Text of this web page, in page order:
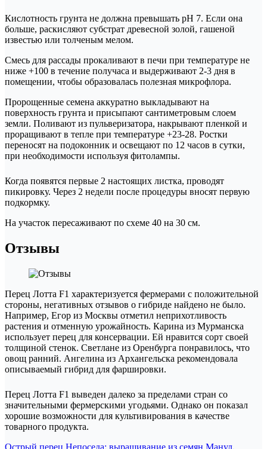
Кислотность грунта не должна превышать рН 7. Если она
больше, раскисляют субстрат древесной золой, гашеной
известью или толченым мелом.
Смесь для рассады прокаливают в печи при температуре не
ниже +100 в течение получаса и выдерживают 2-3 дня в
помещении, чтобы образовалась полезная микрофлора.
Пророщенные семена аккуратно выкладывают на
поверхность грунта и присыпают сантиметровым слоем
земли. Поливают из пульверизатора, накрывают пленкой и
проращивают в тепле при температуре +23-28. Ростки
переносят на подоконник и освещают по 12 часов в сутки,
при необходимости используя фитолампы.
Когда появятся первые 2 настоящих листка, проводят
пикировку. Через 2 недели после процедуры вносят первую
подкормку.
На участок пересаживают по схеме 40 на 30 см.
Отзывы
Перец Лотта F1 характеризуется фермерами с положительной
стороны, негативных отзывов о гибриде найдено не было.
Например, Егор из Москвы отметил неприхотливость
растения и отменную урожайность. Карина из Мурманска
использует перец для консервации. Ей нравится сорт своей
толщиной стенок. Светлане из Оренбурга понравилось, что
овощ ранний. Ангелина из Архангельска рекомендовала
описываемый гибрид для фаршировки.
Перец Лотта F1 выведен далеко за пределами стран со
значительными фермерскими угодьями. Однако он показал
хорошие возможности для культивирования в качестве
товарного продукта.
Острый перец Непоседа: выращивание из семян Манул,